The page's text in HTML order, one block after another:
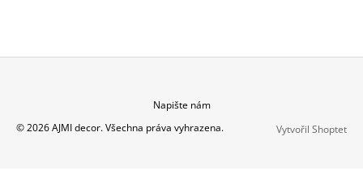
Napište nám
Vytvořil Shoptet
© 2026 AJMI decor. Všechna práva vyhrazena.